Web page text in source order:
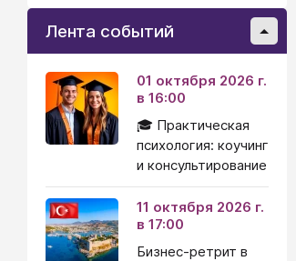
Лента событий
01 октября 2026 г.
в 16:00
🎓 Практическая
психология: коучинг
и консультирование
11 октября 2026 г.
в 17:00
Бизнес-ретрит в